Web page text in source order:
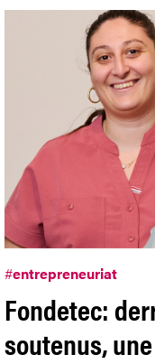
#entrepreneuriat
Fondetec:
soutenus,